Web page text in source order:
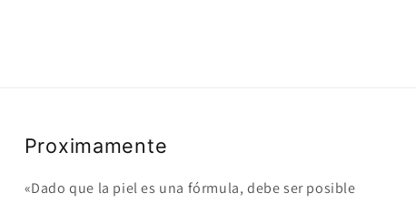
Proximamente
«Dado que la piel es una fórmula, debe ser posible